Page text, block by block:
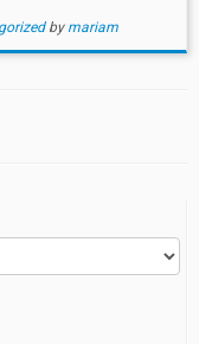
by mariam